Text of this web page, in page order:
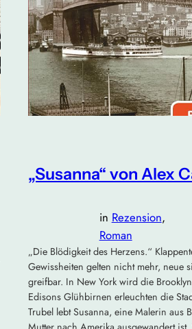
„Susanna“ von Alex
in Rezension
Roman
„Die Blödigkeit des Herzens.“
Gewissheiten gelten nicht mehr, neue
greifbar. In New York wird die
Edisons Glühbirnen erleuchten die
Trubel lebt Susanna, eine Malerin aus